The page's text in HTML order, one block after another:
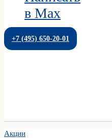
в Max
+7 (495) 650-20-01
Акции